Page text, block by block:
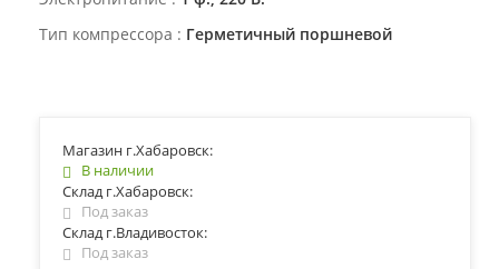
Тип компрессора
Герметичный поршневой
Магазин г.Хабаровск:
В наличии
Склад г.Хабаровск:
Под заказ
Склад г.Владивосток:
Под заказ